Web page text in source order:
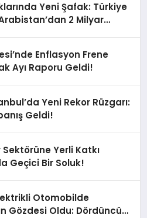
Yeni Şafak: Türkiye
2 Milyar
Enflasyon Frene
Ayı Raporu Geldi!
Yeni Rekor Rüzgarı:
Geldi!
Yerli Katkı
Geçici Bir Soluk!
Otomobilde
Gözdesi Oldu: Dördüncü